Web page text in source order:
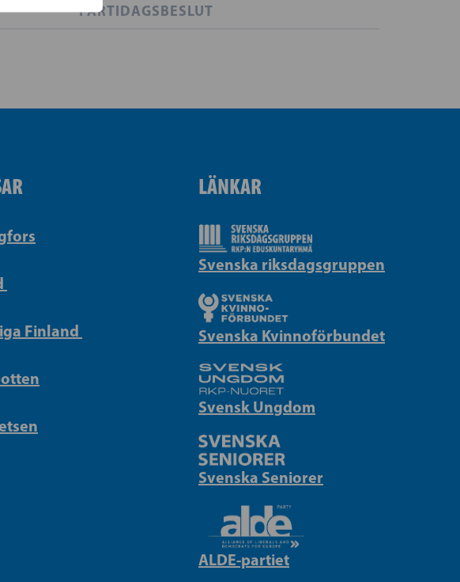
PARTIDAGSBESLUT
Finland
LÄNKAR
Svenska riksdagsgruppen
Svenska Kvinnoförbundet
Svensk Ungdom
Svenska Seniorer
ALDE-partiet